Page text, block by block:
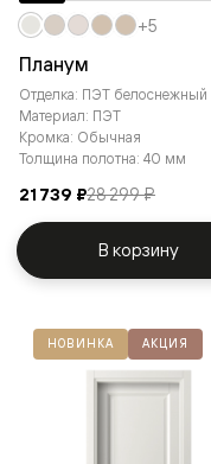
Планум
Отделка: ПЭТ белоснежный
Материал: ПЭТ
Кромка: Обычная
Толщина полотна: 40 мм
21 739 ₽28 299 ₽
+5
В корзину
НОВИНКА АКЦИЯ